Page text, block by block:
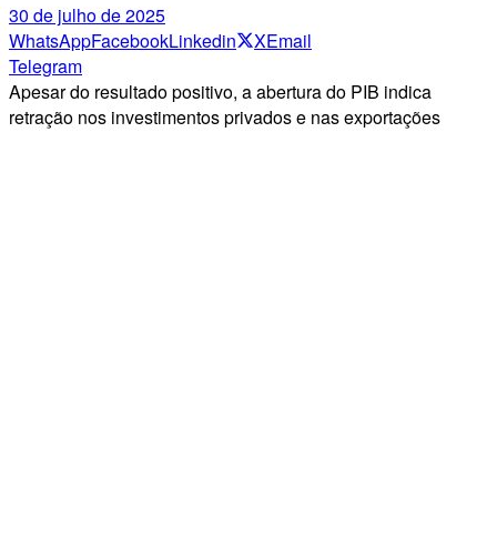
30 de julho de 2025
WhatsAppFacebookLinkedin XEmail
Telegram
Apesar do resultado positivo, a abertura do PIB indica
retração nos investimentos privados e nas exportações